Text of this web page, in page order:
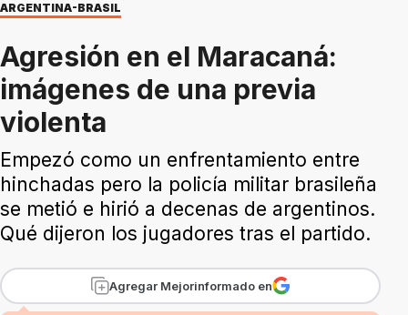
ARGENTINA-BRASIL
Agresión en el Maracaná:
imágenes de una previa
violenta
Empezó como un enfrentamiento entre
hinchadas pero la policía militar brasileña
se metió e hirió a decenas de argentinos.
Qué dijeron los jugadores tras el partido.
Agregar Mejorinformado en